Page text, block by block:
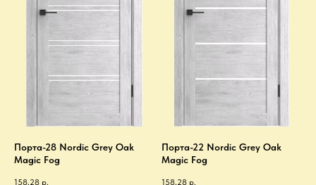
Порта-28 Nordic Grey Oak
Magic Fog
158,28 р.
Порта-22 Nordic Grey Oak
Magic Fog
158,28 р.